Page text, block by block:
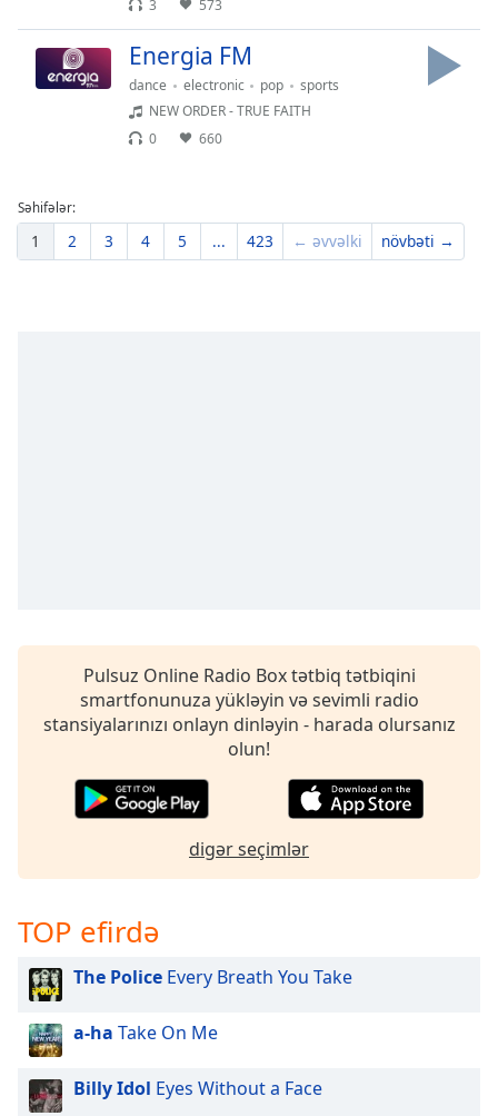
3 573
Energia FM
dance electronic pop
sports
NEW ORDER - TRUE FAITH
0
660
Səhifələr:
1 2 3 4 5 ... 423 ← əvvəlki növbəti →
Pulsuz Online Radio Box tətbiq tətbiqini
smartfonunuza yükləyin və sevimli radio
stansiyalarınızı onlayn dinləyin - harada olursanız
olun!
digər seçimlər
TOP efirdə
The Police Every Breath You Take
a-ha Take On Me
Billy Idol Eyes Without a Face